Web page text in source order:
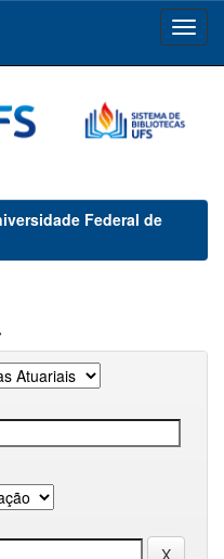
Federal de